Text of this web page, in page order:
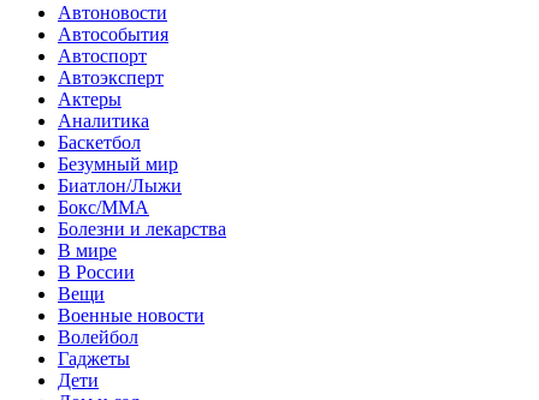
Автоновости
Автособытия
Автоспорт
Автоэксперт
Актеры
Аналитика
Баскетбол
Безумный мир
Биатлон/Лыжи
Бокс/MMA
Болезни и лекарства
В мире
В России
Вещи
Военные новости
Волейбол
Гаджеты
Дети